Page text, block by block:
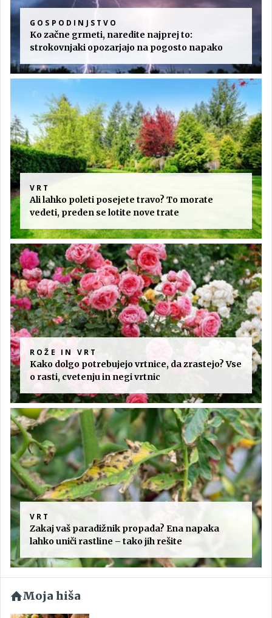
GOSPODINJSTVO
Ko začne grmeti, naredite najprej to:
strokovnjaki opozarjajo na pogosto napako
VRT
Ali lahko poleti posejete travo? To morate
vedeti, preden se lotite nove trate
ROŽE IN VRT
Kako dolgo potrebujejo vrtnice, da zrastejo? Vse
o rasti, cvetenju in negi vrtnic
VRT
Zakaj vaš paradižnik propada? Ena napaka
lahko uniči rastline – tako jih rešite
Moja hiša